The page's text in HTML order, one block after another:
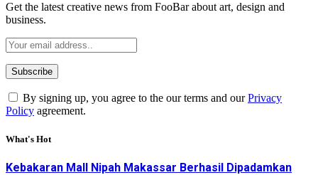
Get the latest creative news from FooBar about art, design and
business.
By signing up, you agree to the our terms and ourPrivacy
Policy agreement.
What's Hot
Kebakaran Mall Nipah Makassar Berhasil Dipadamkan